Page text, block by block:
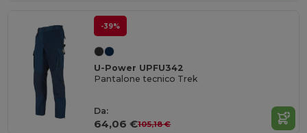
-39%
U-Power UPFU342
Pantalone tecnico Trek
Da:
64,06 €105,18 €